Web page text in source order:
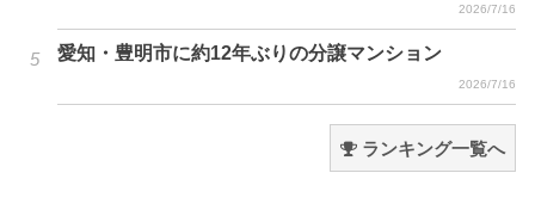
2026/7/16
愛知・豊明市に約12年ぶりの分譲マンション
2026/7/16
ランキング一覧へ